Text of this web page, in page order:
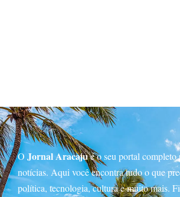
O Jornal Aracajué o seu portal completo
notícias. Aqui você encontra tudo o que
política, tecnologia, cultura e muito mais.